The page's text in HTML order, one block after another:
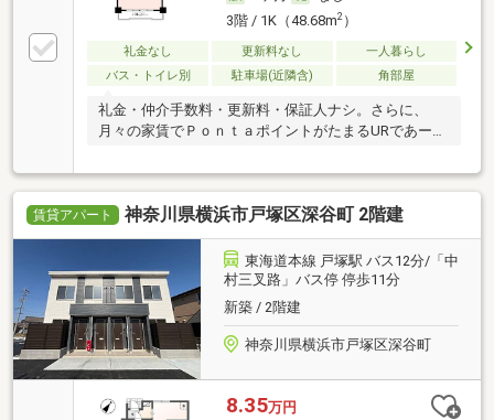
3階 / 1K（48.68m2）
礼金なし 更新料なし
一人暮らし
バス・トイレ別
駐車場(近隣含) 角部屋
礼金・仲介手数料・更新料・保証人ナシ。さらに、
月々の家賃でＰｏｎｔａポイントがたまるURであー
賃貸アパート 神奈川県横浜市戸塚区深谷町 2階建
東海道本線 戸塚駅 バス12分/「中
村三叉路」バス停 停歩11分
新築 / 2階建
神奈川県横浜市戸塚区深谷町
8.35万円